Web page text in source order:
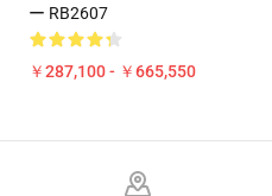
ー RB2607
￥287,100 - ￥665,550